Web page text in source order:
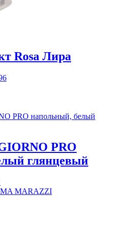
Rosa Лира
PRO
глянцевый
MARAZZI